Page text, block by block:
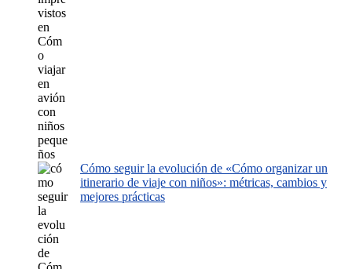
Cómo seguir la evolución de «Cómo organizar un
itinerario de viaje con niños»: métricas, cambios y
mejores prácticas